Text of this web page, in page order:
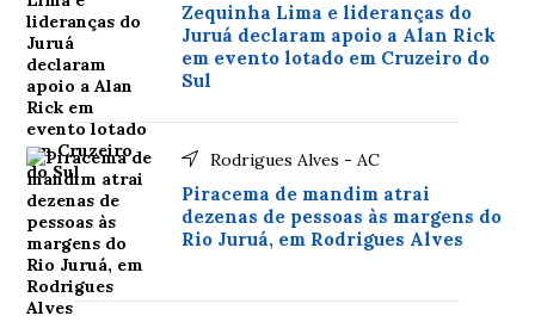
Zequinha Lima e lideranças do
Juruá declaram apoio a Alan Rick
em evento lotado em Cruzeiro do
Sul
Rodrigues Alves - AC
Piracema de mandim atrai
dezenas de pessoas às margens do
Rio Juruá, em Rodrigues Alves